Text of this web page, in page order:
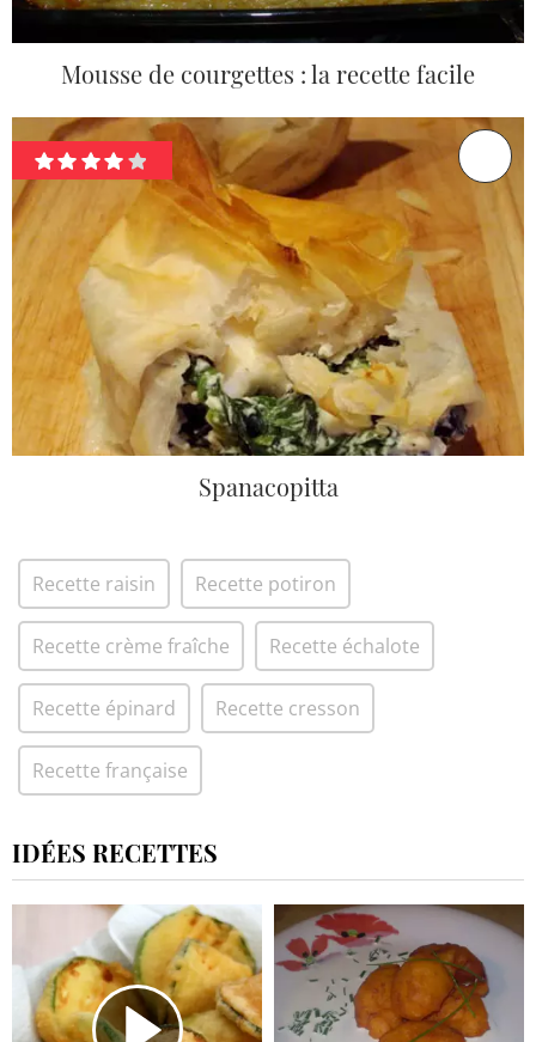
Mousse de courgettes : la recette facile
Spanacopitta
Recette raisin Recette potiron
Recette crème fraîche Recette échalote
Recette épinard Recette cresson
Recette française
IDÉES RECETTES